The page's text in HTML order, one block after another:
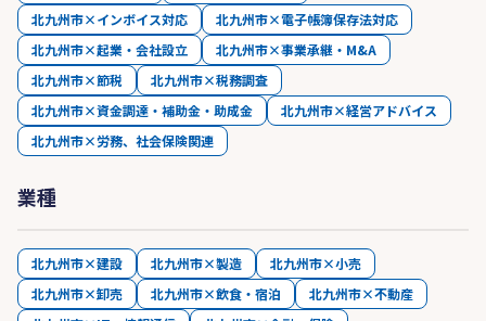
北九州市×インボイス対応
北九州市×電子帳簿保存法対応
北九州市×起業・会社設立
北九州市×事業承継・M&A
北九州市×節税
北九州市×税務調査
北九州市×資金調達・補助金・助成金
北九州市×経営アドバイス
北九州市×労務、社会保険関連
業種
北九州市×建設 北九州市×製造
北九州市×小売
北九州市×卸売
北九州市×飲食・宿泊
北九州市×不動産